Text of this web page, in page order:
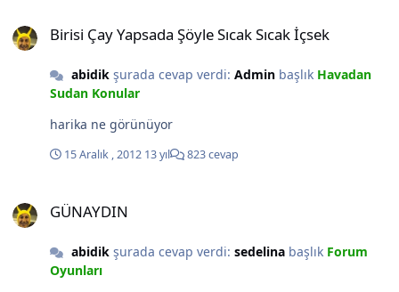
Birisi Çay Yapsada Şöyle Sıcak Sıcak İçsek
abidikşurada cevap verdi: Adminbaşlık Havadan
Sudan Konular
harika ne görünüyor
15 Aralık , 2012 13 yıl 823 cevap
GÜNAYDIN
abidikşurada cevap verdi: sedelinabaşlık Forum
Oyunları